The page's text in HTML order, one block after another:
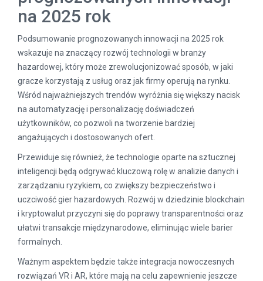
na 2025 rok
Podsumowanie prognozowanych innowacji na 2025 rok
wskazuje na znaczący rozwój technologii w branży
hazardowej, który może zrewolucjonizować sposób, w jaki
gracze korzystają z usług oraz jak firmy operują na rynku.
Wśród najważniejszych trendów wyróżnia się większy nacisk
na automatyzację i personalizację doświadczeń
użytkowników, co pozwoli na tworzenie bardziej
angażujących i dostosowanych ofert.
Przewiduje się również, że technologie oparte na sztucznej
inteligencji będą odgrywać kluczową rolę w analizie danych i
zarządzaniu ryzykiem, co zwiększy bezpieczeństwo i
uczciwość gier hazardowych. Rozwój w dziedzinie blockchain
i kryptowalut przyczyni się do poprawy transparentności oraz
ułatwi transakcje międzynarodowe, eliminując wiele barier
formalnych.
Ważnym aspektem będzie także integracja nowoczesnych
rozwiązań VR i AR, które mają na celu zapewnienie jeszcze